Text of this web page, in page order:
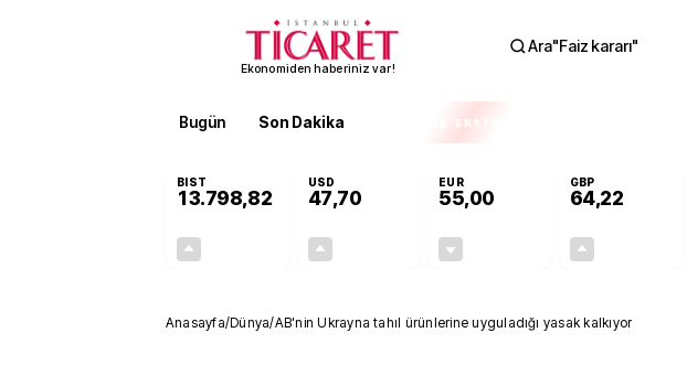
Ekonomiden haberiniz var!
Ara"Faiz kararı"
Bugün Son Dakika EKSTRA
BIST
13.798,82
USD
47,70
EUR
55,00
GBP
64,22
Anasayfa/Dünya/AB'nin Ukrayna tahıl ürünlerine uyguladığı yasak kalkıyor